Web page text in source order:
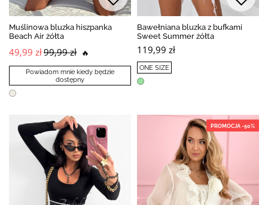
Muślinowa bluzka hiszpanka
Beach Air żółta
49,99 zł99,99 zł 🔥
Powiadom mnie kiedy będzie
dostępny
Bawełniana bluzka z bufkami
Sweet Summer żółta
119,99 zł
ONE SIZE
PROMOCJA -50%